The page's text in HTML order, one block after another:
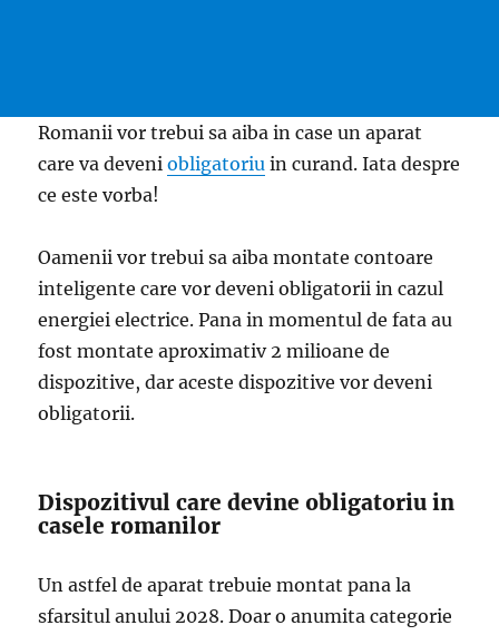
Romanii vor trebui sa aiba in case un aparat
care va deveniobligatoriu in curand. Iata despre
ce este vorba!
Oamenii vor trebui sa aiba montate contoare
inteligente care vor deveni obligatorii in cazul
energiei electrice. Pana in momentul de fata au
fost montate aproximativ 2 milioane de
dispozitive, dar aceste dispozitive vor deveni
obligatorii.
Dispozitivul care devine obligatoriu in
casele romanilor
Un astfel de aparat trebuie montat pana la
sfarsitul anului 2028. Doar o anumita categorie